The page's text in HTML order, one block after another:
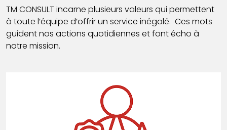
TM CONSULT incarne plusieurs valeurs qui permettent
à toute l’équipe d’offrir un service inégalé. Ces mots
guident nos actions quotidiennes et font écho à
notre mission.